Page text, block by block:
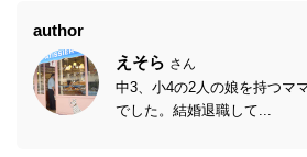
author
えそら さん
中3、小4の2人の娘を持つマ
でした。結婚退職して...